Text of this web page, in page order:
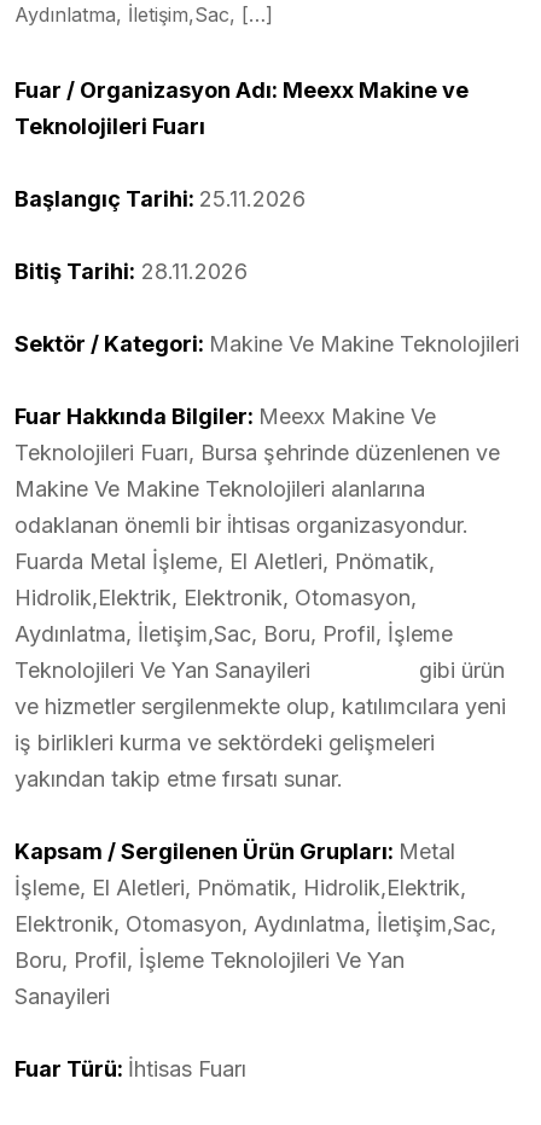
Aydınlatma, İletişim,Sac, […]
Fuar / Organizasyon Adı: Meexx Makine ve
Teknolojileri Fuarı
Başlangıç Tarihi: 25.11.2026
Bitiş Tarihi: 28.11.2026
Sektör / Kategori: Makine Ve Makine Teknolojileri
Fuar Hakkında Bilgiler: Meexx Makine Ve
Teknolojileri Fuarı, Bursa şehrinde düzenlenen ve
Makine Ve Makine Teknolojileri alanlarına
odaklanan önemli bir i̇htisas organizasyondur.
Fuarda Metal İşleme, El Aletleri, Pnömatik,
Hidrolik,Elektrik, Elektronik, Otomasyon,
Aydınlatma, İletişim,Sac, Boru, Profil, İşleme
Teknolojileri Ve Yan Sanayileri gibi ürün
ve hizmetler sergilenmekte olup, katılımcılara yeni
iş birlikleri kurma ve sektördeki gelişmeleri
yakından takip etme fırsatı sunar.
Kapsam / Sergilenen Ürün Grupları: Metal
İşleme, El Aletleri, Pnömatik, Hidrolik,Elektrik,
Elektronik, Otomasyon, Aydınlatma, İletişim,Sac,
Boru, Profil, İşleme Teknolojileri Ve Yan
Sanayileri
Fuar Türü: İhtisas Fuarı